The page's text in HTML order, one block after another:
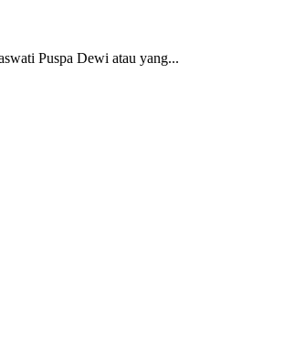
Puspa Dewi atau yang...